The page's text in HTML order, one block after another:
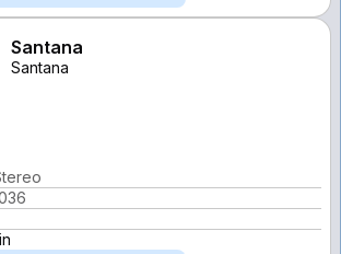
Santana
Santana